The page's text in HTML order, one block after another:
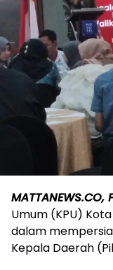
MATTANEWS.CO,
Umum (KPU)
dalam
Kepala Daerah